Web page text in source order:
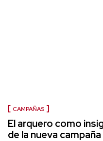
CAMPAÑAS
El arquero como
de la nueva